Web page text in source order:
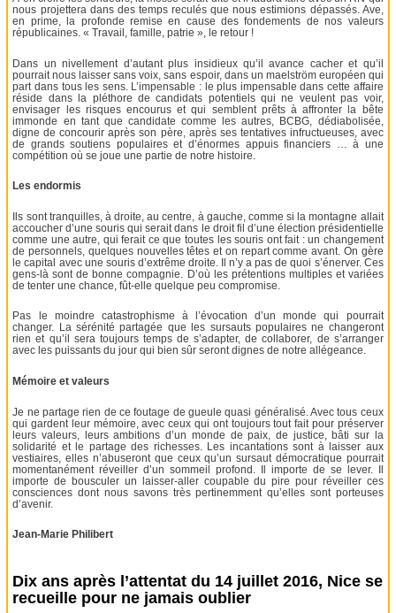
nous projettera dans des temps reculés que nous estimions dépassés. Ave,
en prime, la profonde remise en cause des fondements de nos valeurs
républicaines. « Travail, famille, patrie », le retour !
Dans un nivellement d’autant plus insidieux qu’il avance cacher et qu’il
pourrait nous laisser sans voix, sans espoir, dans un maelström européen qui
part dans tous les sens. L’impensable : le plus impensable dans cette affaire
réside dans la pléthore de candidats potentiels qui ne veulent pas voir,
envisager les risques encourus et qui semblent prêts à affronter la bête
immonde en tant que candidate comme les autres, BCBG, dédiabolisée,
digne de concourir après son père, après ses tentatives infructueuses, avec
de grands soutiens populaires et d’énormes appuis financiers … à une
compétition où se joue une partie de notre histoire.
Les endormis
Ils sont tranquilles, à droite, au centre, à gauche, comme si la montagne allait
accoucher d’une souris qui serait dans le droit fil d’une élection présidentielle
comme une autre, qui ferait ce que toutes les souris ont fait : un changement
de personnels, quelques nouvelles têtes et on repart comme avant. On gère
le capital avec une souris d’extrême droite. Il n’y a pas de quoi s’énerver. Ces
gens-là sont de bonne compagnie. D’où les prétentions multiples et variées
de tenter une chance, fût-elle quelque peu compromise.
Pas le moindre catastrophisme à l’évocation d’un monde qui pourrait
changer. La sérénité partagée que les sursauts populaires ne changeront
rien et qu’il sera toujours temps de s’adapter, de collaborer, de s’arranger
avec les puissants du jour qui bien sûr seront dignes de notre allégeance.
Mémoire et valeurs
Je ne partage rien de ce foutage de gueule quasi généralisé. Avec tous ceux
qui gardent leur mémoire, avec ceux qui ont toujours tout fait pour préserver
leurs valeurs, leurs ambitions d’un monde de paix, de justice, bâti sur la
solidarité et le partage des richesses. Les incantations sont à laisser aux
vestiaires, elles n’abuseront que ceux qu’un sursaut démocratique pourrait
momentanément réveiller d’un sommeil profond. Il importe de se lever. Il
importe de bousculer un laisser-aller coupable du pire pour réveiller ces
consciences dont nous savons très pertinemment qu’elles sont porteuses
d’avenir.
Jean-Marie Philibert
Dix ans après l’attentat du 14 juillet 2016, Nice se
recueille pour ne jamais oublier